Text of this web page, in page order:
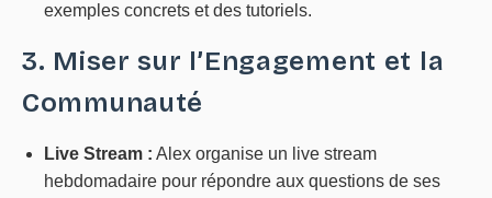
exemples concrets et des tutoriels.
3. Miser sur l’Engagement et la
Communauté
Live Stream : Alex organise un live stream
hebdomadaire pour répondre aux questions de ses